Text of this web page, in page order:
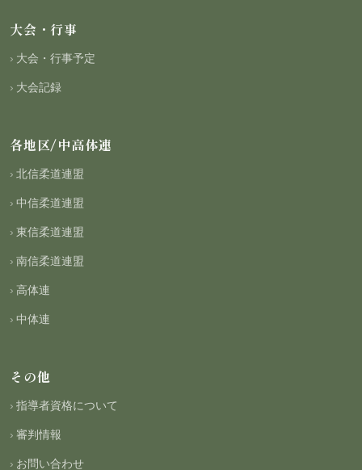
大会・行事
大会・行事予定
大会記録
各地区/中高体連
北信柔道連盟
中信柔道連盟
東信柔道連盟
南信柔道連盟
高体連
中体連
その他
指導者資格について
審判情報
お問い合わせ